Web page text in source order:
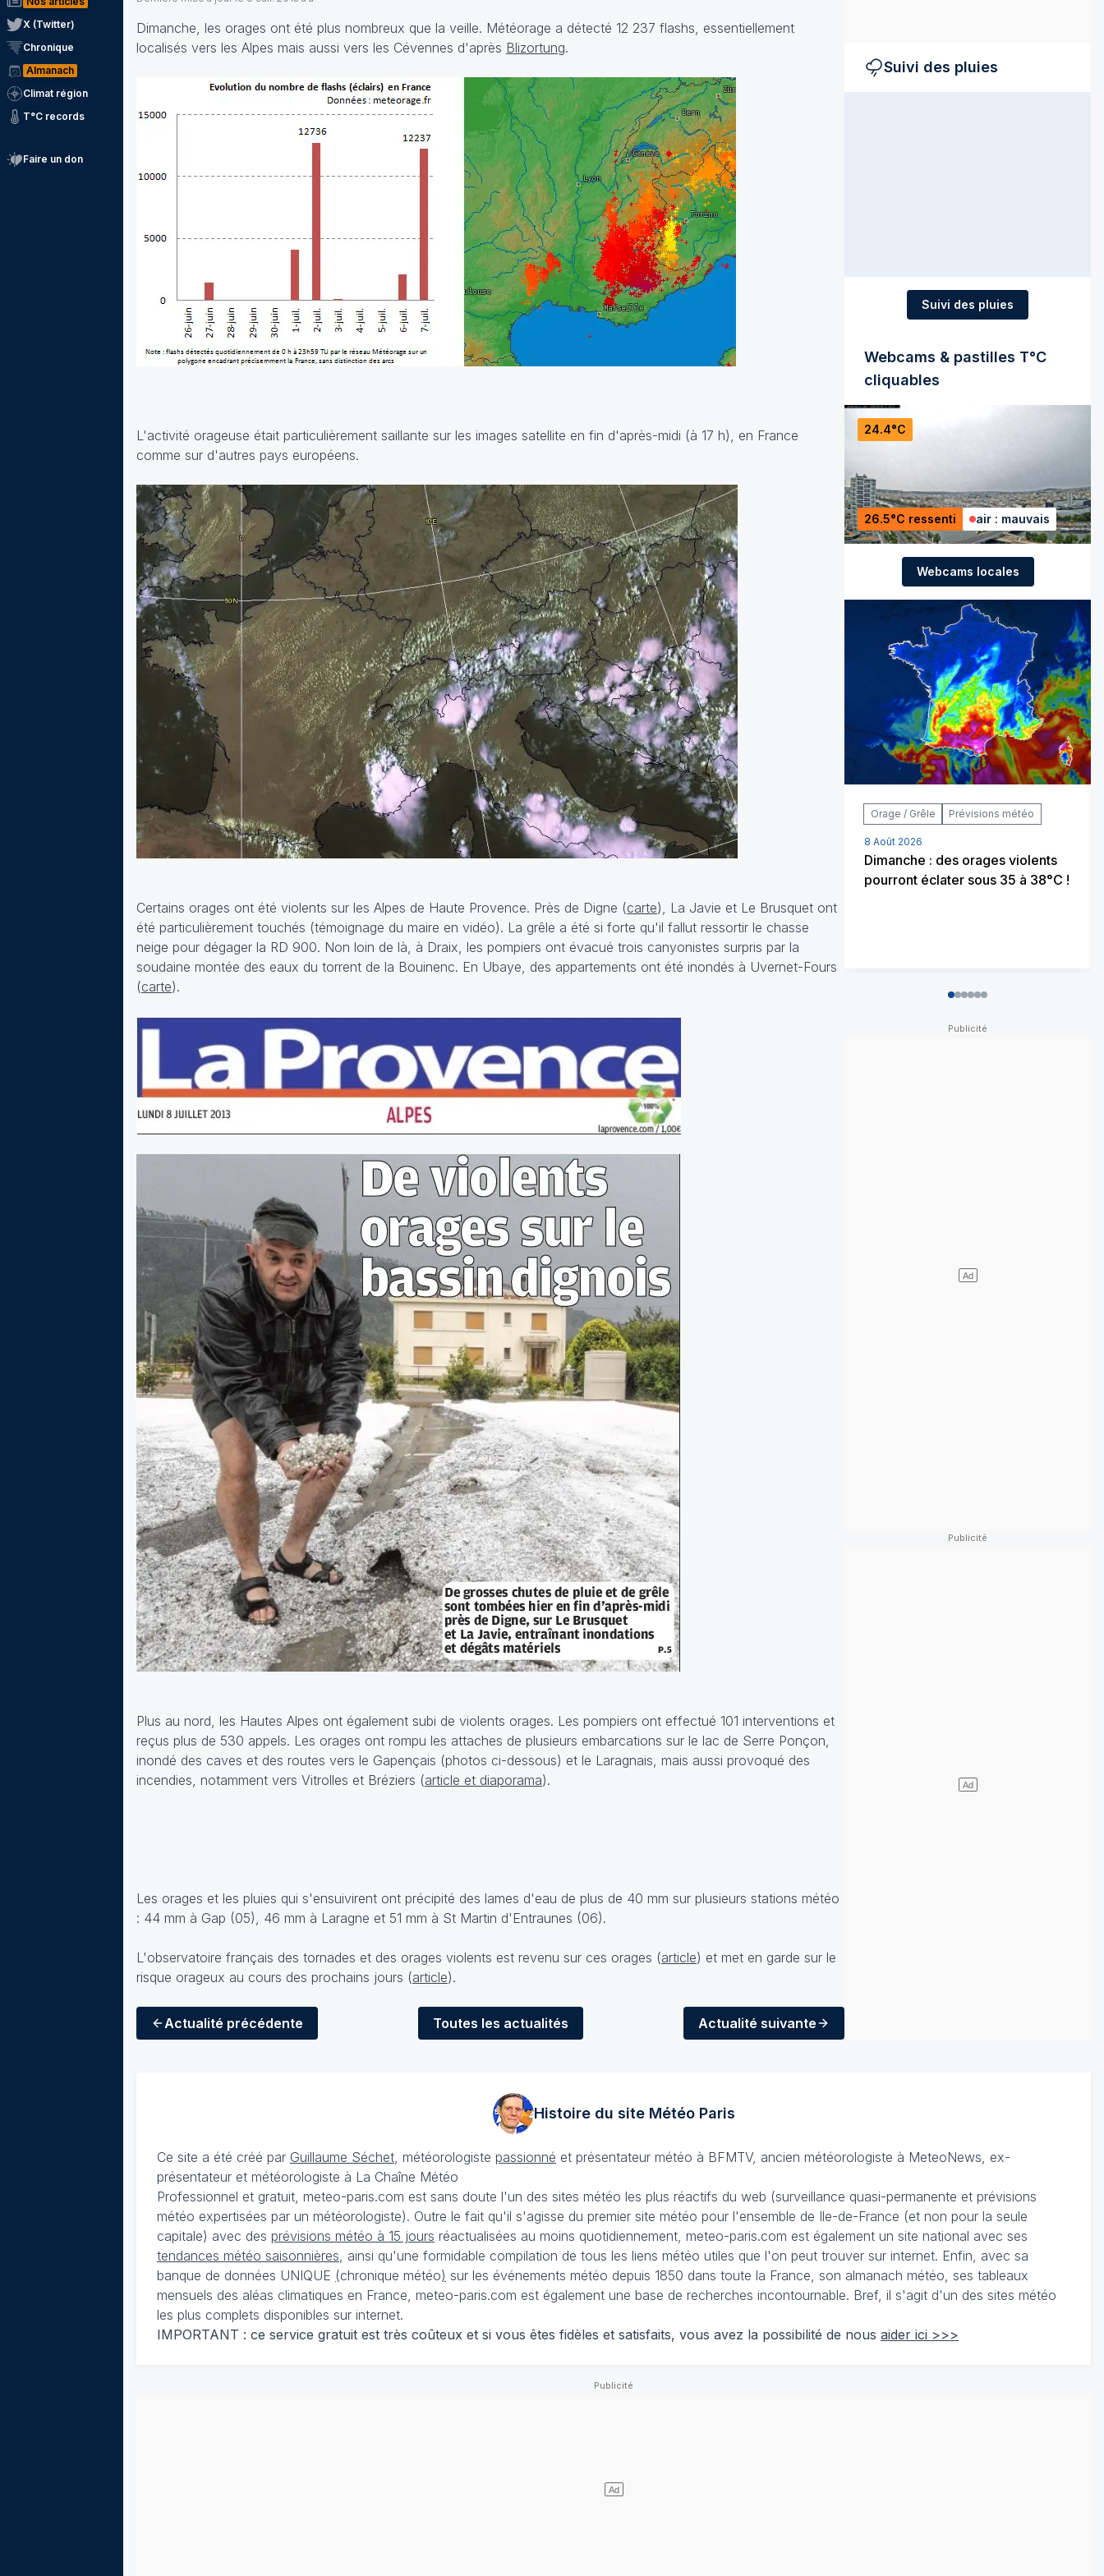
X (Twitter)
Chronique
Almanach
Climat région
T°C records
Faire un don
Dimanche, les orages ont été plus nombreux que la veille. Météorage a détecté 12 237 flashs, essentiellement
localisés vers les Alpes mais aussi vers les Cévennes d'après Blizortung.
L'activité orageuse était particulièrement saillante sur les images satellite en fin d'après-midi (à 17 h), en France
comme sur d'autres pays européens.
Certains orages ont été violents sur les Alpes de Haute Provence. Près de Digne (carte), La Javie et Le Brusquet ont
été particulièrement touchés (témoignage du maire en vidéo). La grêle a été si forte qu'il fallut ressortir le chasse
neige pour dégager la RD 900. Non loin de là, à Draix, les pompiers ont évacué trois canyonistes surpris par la
soudaine montée des eaux du torrent de la Bouinenc. En Ubaye, des appartements ont été inondés à Uvernet-Fours
(carte).
Plus au nord, les Hautes Alpes ont également subi de violents orages. Les pompiers ont effectué 101 interventions et
reçus plus de 530 appels. Les orages ont rompu les attaches de plusieurs embarcations sur le lac de Serre Ponçon,
inondé des caves et des routes vers le Gapençais (photos ci-dessous) et le Laragnais, mais aussi provoqué des
incendies, notamment vers Vitrolles et Bréziers (article et diaporama).
Les orages et les pluies qui s'ensuivirent ont précipité des lames d'eau de plus de 40 mm sur plusieurs stations météo
: 44 mm à Gap (05), 46 mm à Laragne et 51 mm à St Martin d'Entraunes (06).
L'observatoire français des tornades et des orages violents est revenu sur ces orages (article) et met en garde sur le
risque orageux au cours des prochains jours (article).
Actualité précédente Toutes les actualités Actualité suivante
Suivi des pluies
Suivi des pluies
Webcams & pastilles T°C
cliquables
24.4°C
26.5°C ressenti air : mauvais
Webcams locales
Orage / Grêle Prévisions météo
8 Août 2026
Dimanche : des orages violents
pourront éclater sous 35 à 38°C !
012345
Histoire du site MétéoParis
Ce site a été créé par Guillaume Séchet, météorologiste passionné et présentateur météo à BFMTV, ancien météorologiste à MeteoNews, ex-
présentateur et météorologiste à La Chaîne Météo
Professionnel et gratuit, meteo-paris.com est sans doute l'un des sites météo les plus réactifs du web (surveillance quasi-permanente et prévisions
météo expertisées par un météorologiste). Outre le fait qu'il s'agisse du premier site météo pour l'ensemble de Ile-de-France (et non pour la seule
capitale) avec des prévisions météo à 15 jours réactualisées au moins quotidiennement, meteo-paris.com est également un site national avec ses
tendances météo saisonnières, ainsi qu'une formidable compilation de tous les liens météo utiles que l'on peut trouver sur internet. Enfin, avec sa
banque de données UNIQUE (chronique météo) sur les événements météo depuis 1850 dans toute la France, son almanach météo, ses tableaux
mensuels des aléas climatiques en France, meteo-paris.com est également une base de recherches incontournable. Bref, il s'agit d'un des sites météo
les plus complets disponibles sur internet.
IMPORTANT : ce service gratuit est très coûteux et si vous êtes fidèles et satisfaits, vous avez la possibilité de nous aider ici >>>